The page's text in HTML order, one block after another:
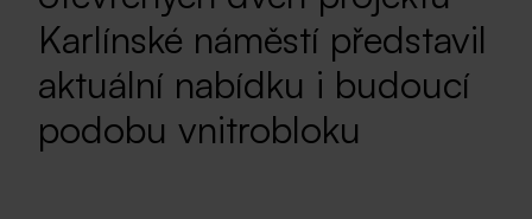
Karlínské náměstí představil
aktuální nabídku i budoucí
podobu vnitrobloku